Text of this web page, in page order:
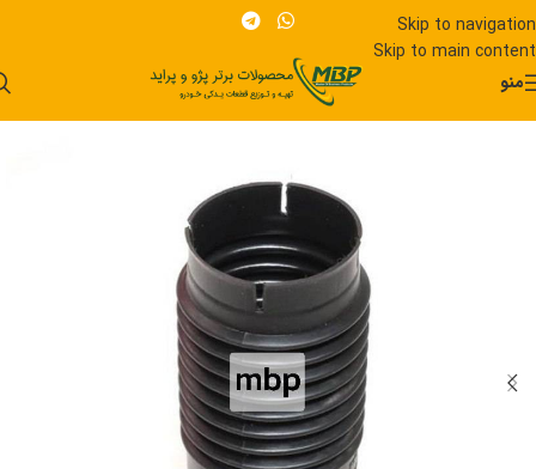
Skip to navigation
Skip to main content
منو